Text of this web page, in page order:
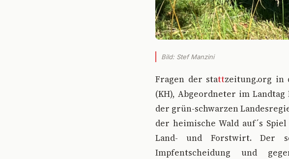
Bild: Stef Manzini
Fragen der stattzeitung.org in
(KH), Abgeordneter im
der grün-schwarzen
der heimische Wald auf´s
Land- und Forstwirt. Der
Impfentscheidung und